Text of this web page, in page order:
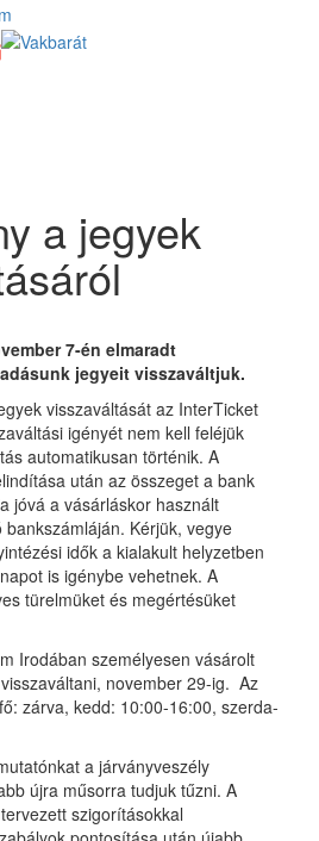
a jegyek
7-én elmaradt
jegyeit visszaváltjuk.
visszaváltását az InterTicket
igényét nem kell feléjük
automatikusan történik. A
után az összeget a bank
jóvá a vásárláskor használt
Kérjük, vegye
idők a kialakult helyzetben
is igénybe vehetnek. A
türelmüket és megértésüket
Irodában személyesen vásárolt
november 29-ig. Az
zárva, kedd: 10:00-16:00, szerda-
a járványveszély
újra műsorra tudjuk tűzni. A
szigorításokkal